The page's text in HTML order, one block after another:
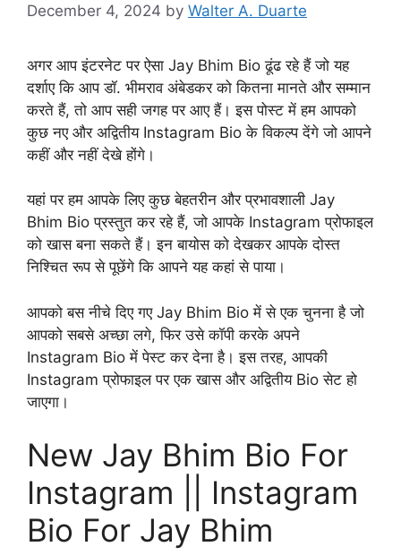
December 4, 2024 by Walter A. Duarte
अगर आप इंटरनेट पर ऐसा Jay Bhim Bio ढूंढ रहे हैं जो यह
दर्शाए कि आप डॉ. भीमराव अंबेडकर को कितना मानते और सम्मान
करते हैं, तो आप सही जगह पर आए हैं। इस पोस्ट में हम आपको
कुछ नए और अद्वितीय Instagram Bio के विकल्प देंगे जो आपने
कहीं और नहीं देखे होंगे।
यहां पर हम आपके लिए कुछ बेहतरीन और प्रभावशाली Jay
Bhim Bio प्रस्तुत कर रहे हैं, जो आपके Instagram प्रोफाइल
को खास बना सकते हैं। इन बायोस को देखकर आपके दोस्त
निश्चित रूप से पूछेंगे कि आपने यह कहां से पाया।
आपको बस नीचे दिए गए Jay Bhim Bio में से एक चुनना है जो
आपको सबसे अच्छा लगे, फिर उसे कॉपी करके अपने
Instagram Bio में पेस्ट कर देना है। इस तरह, आपकी
Instagram प्रोफाइल पर एक खास और अद्वितीय Bio सेट हो
जाएगा।
New Jay Bhim Bio For
Instagram || Instagram
Bio For Jay Bhim